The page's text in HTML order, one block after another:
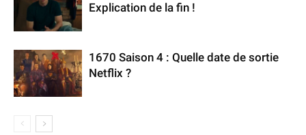
Explication de la fin !
1670 Saison 4 : Quelle date de sortie
Netflix ?